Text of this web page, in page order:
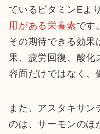
ているビタミンEよ
用がある栄養素です。
その期待できる効果
果、疲労回復、酸化
容面だけではなく、
また、アスタキサン
のは、サーモンのほ